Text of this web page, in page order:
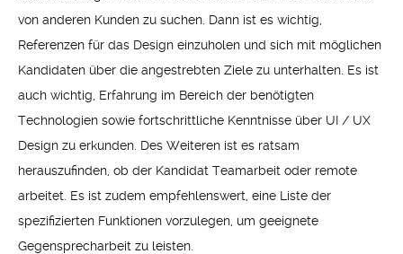
von anderen Kunden zu suchen. Dann ist es wichtig,
Referenzen für das Design einzuholen und sich mit möglichen
Kandidaten über die angestrebten Ziele zu unterhalten. Es ist
auch wichtig, Erfahrung im Bereich der benötigten
Technologien sowie fortschrittliche Kenntnisse über UI / UX
Design zu erkunden. Des Weiteren ist es ratsam
herauszufinden, ob der Kandidat Teamarbeit oder remote
arbeitet. Es ist zudem empfehlenswert, eine Liste der
spezifizierten Funktionen vorzulegen, um geeignete
Gegensprecharbeit zu leisten.